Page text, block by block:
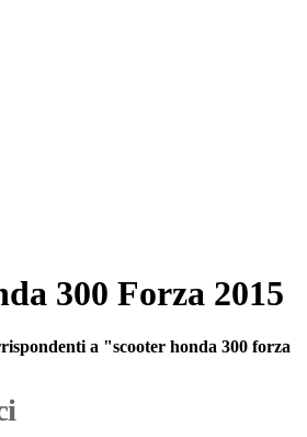
300 Forza 2015
a "scooter honda 300 forza